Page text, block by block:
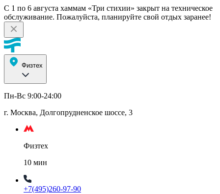
С 1 по 6 августа хаммам «Три стихии» закрыт на техническое
обслуживание. Пожалуйста, планируйте свой отдых заранее!
Физтех
Пн-Вс 9:00-24:00
г. Москва, Долгопрудненское шоссе, 3
Физтех
10 мин
+7(495)260-97-90